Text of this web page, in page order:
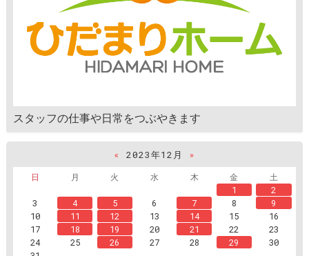
スタッフの仕事や日常をつぶやきます
« 2023年12月
»
日
月 火 水 木 金
土
1
2
3
4 5 6 7 8
9
10
11 12 13 14 15
16
17
18 19 20 21 22
23
24
25 26 27 28 29
30